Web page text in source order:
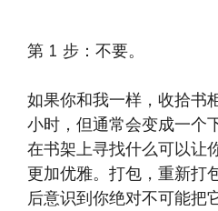
第 1 步：不要。
如果你和我一样，收拾书
小时，但通常会变成一个
在书架上寻找什么可以让
更加优雅。打包，重新打
后意识到你绝对不可能把